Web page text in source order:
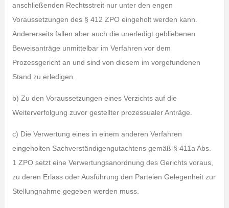
anschließenden Rechtsstreit nur unter den engen
Voraussetzungen des § 412 ZPO eingeholt werden kann.
Andererseits fallen aber auch die unerledigt gebliebenen
Beweisanträge unmittelbar im Verfahren vor dem
Prozessgericht an und sind von diesem im vorgefundenen
Stand zu erledigen.
b) Zu den Voraussetzungen eines Verzichts auf die
Weiterverfolgung zuvor gestellter prozessualer Anträge.
c) Die Verwertung eines in einem anderen Verfahren
eingeholten Sachverständigengutachtens gemäß § 411a Abs.
1 ZPO setzt eine Verwertungsanordnung des Gerichts voraus,
zu deren Erlass oder Ausführung den Parteien Gelegenheit zur
Stellungnahme gegeben werden muss.